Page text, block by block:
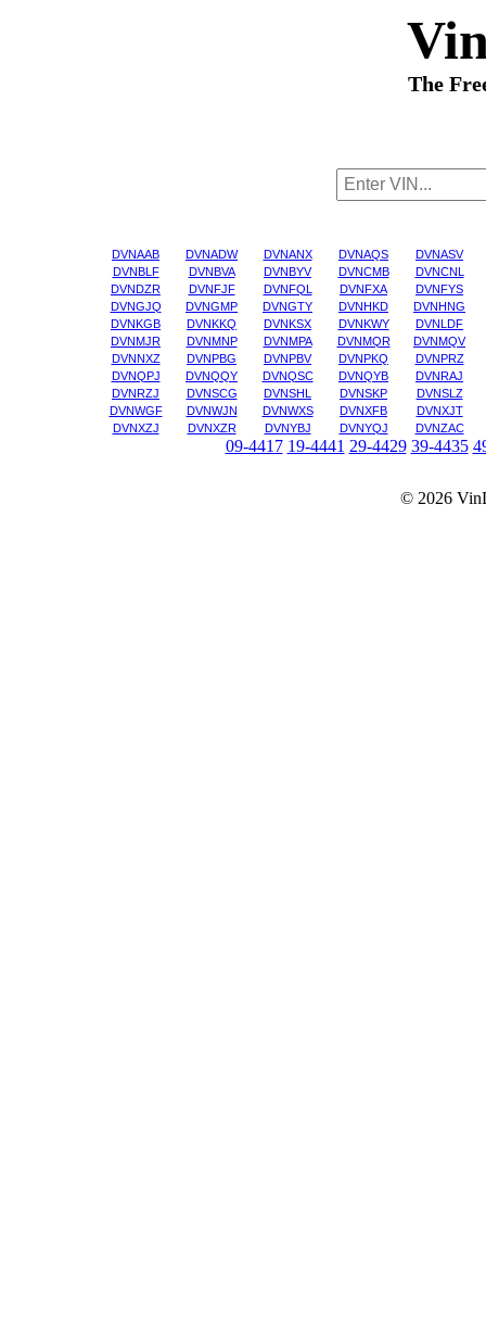
The
DVNAAB DVNADW DVNANX DVNAQS
DVNASV
DVNBLF
DVNBVA DVNBYV DVNCMB
DVNCNL
DVNDZR
DVNFJF DVNFQL DVNFXA
DVNFYS
DVNGJQ
DVNGMP DVNGTY DVNHKD
DVNHNG
DVNKGB
DVNKKQ DVNKSX DVNKWY
DVNLDF
DVNMJR
DVNMNP DVNMPA DVNMQR
DVNMQV
DVNNXZ
DVNPBG DVNPBV DVNPKQ
DVNPRZ
DVNQPJ
DVNQQY DVNQSC DVNQYB
DVNRAJ
DVNRZJ
DVNSCG DVNSHL DVNSKP
DVNSLZ
DVNWGF
DVNWJN DVNWXS DVNXFB
DVNXJT
DVNXZJ
DVNXZR DVNYBJ DVNYQJ DVNZAC
09-4417 19-4441 29-4429 39-4435
© 2026